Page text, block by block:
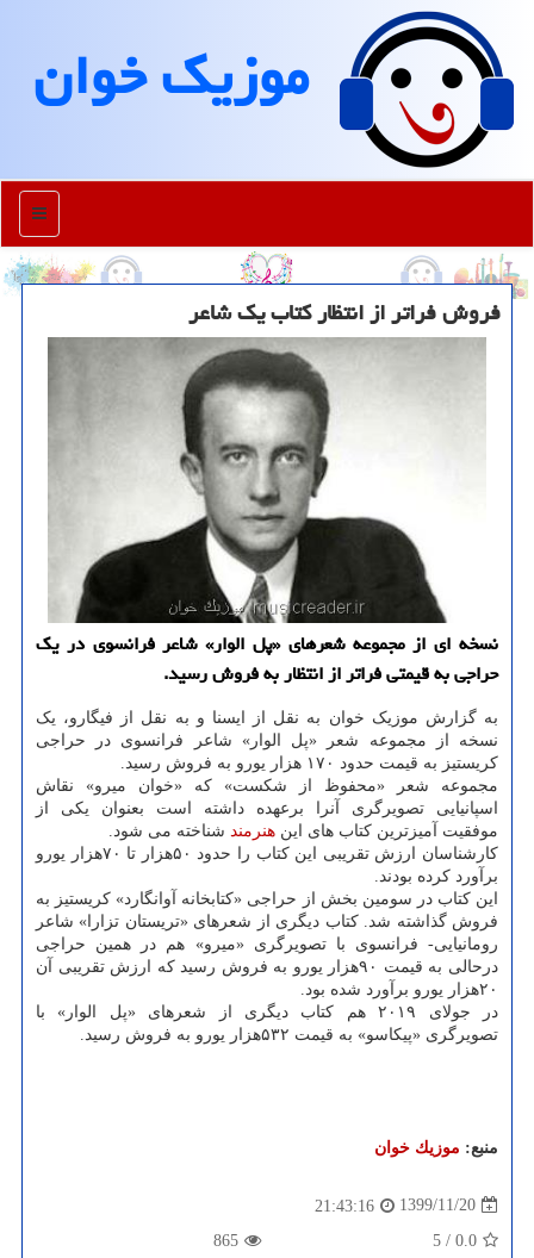
موزیك خوان
منو
فروش فراتر از انتظار كتاب یك شاعر
نسخه ای از مجموعه شعرهای «پل الوار» شاعر فرانسوی در یک
حراجی به قیمتی فراتر از انتظار به فروش رسید.
به گزارش موزیک خوان به نقل از ایسنا و به نقل از فیگارو، یک
نسخه از مجموعه شعر «پل الوار» شاعر فرانسوی در حراجی
کریستیز به قیمت حدود ۱۷۰ هزار یورو به فروش رسید.
مجموعه شعر «محفوظ از شکست» که «خوان میرو» نقاش
اسپانیایی تصویرگری آنرا برعهده داشته است بعنوان یکی از
موفقیت آمیزترین کتاب های این هنرمند شناخته می شود.
کارشناسان ارزش تقریبی این کتاب را حدود ۵۰هزار تا ۷۰هزار یورو
برآورد کرده بودند.
این کتاب در سومین بخش از حراجی «کتابخانه آوانگارد» کریستیز به
فروش گذاشته شد. کتاب دیگری از شعرهای «تریستان تزارا» شاعر
رومانیایی- فرانسوی با تصویرگری «میرو» هم در همین حراجی
درحالی به قیمت ۹۰هزار یورو به فروش رسید که ارزش تقریبی آن
۲۰هزار یورو برآورد شده بود.
در جولای ۲۰۱۹ هم کتاب دیگری از شعرهای «پل الوار» با
تصویرگری «پیکاسو» به قیمت ۵۳۲هزار یورو به فروش رسید.
منبع: موزیك خوان
1399/11/20
21:43:16
0.0
/
5
865